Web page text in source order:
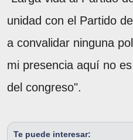
unidad con el Partido
a convalidar ninguna
mi presencia aquí no
del congreso".
Te puede interesar: